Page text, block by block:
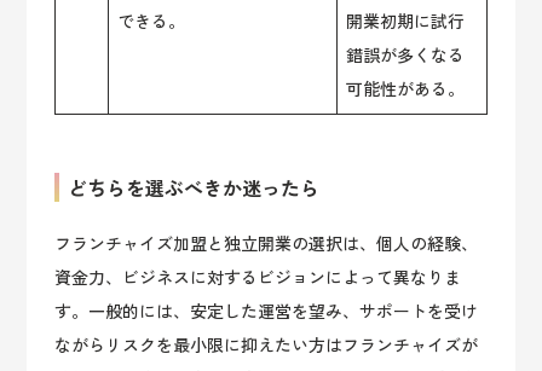
できる。
開業初期に試行
錯誤が多くなる
可能性がある。
どちらを選ぶべきか迷ったら
フランチャイズ加盟と独立開業の選択は、個人の経験、
資金力、ビジネスに対するビジョンによって異なりま
す。一般的には、安定した運営を望み、サポートを受け
ながらリスクを最小限に抑えたい方はフランチャイズが